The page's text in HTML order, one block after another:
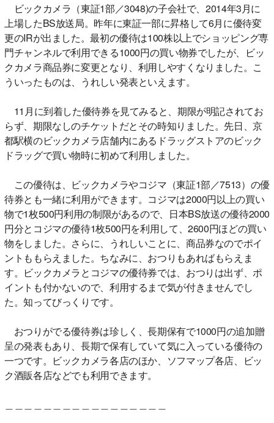
ビックカメラ（東証1部／3048)の子会社で、2014年3月に
上場したBS放送局。昨年に東証一部に昇格して6月に優待変
更のIRが出ました。最初の優待は100株以上でショッピング専
門チャンネルで利用できる1000円の買い物券でしたが、ビッ
クカメラ商品券に変更となり、利用しやすくなりました。こ
ういったものは、うれしい発表といえます。
11月に到着した優待券を見てみると、期限が明記されてお
らず、期限なしのチケットだとその時知りました。先日、京
都駅横のビックカメラ店舗内にあるドラッグストアのビック
ドラッグで買い物時に初めて利用しました。
この優待は、ビックカメラやコジマ（東証1部／7513）の優
待券とも一緒に利用ができます。コジマは2000円以上の買い
物で1枚500円利用の制限があるので、日本BS放送の優待2000
円分とコジマの優待1枚500円を利用して、2600円ほどの買い
物をしました。さらに、うれしいことに、商品券なのでポイ
ントももらえました。ちなみに、おつりもあればもらえま
す。ビックカメラとコジマの優待券では、おつりは出ず、ポ
イントも付かないので、利用するまで気が付きませんでし
た。知ってびっくりです。
おつりがでる優待券は珍しく、長期保有で1000円の追加贈
呈の発表もあり、長期で保有していて気に入っている優待の
一つです。ビックカメラ各店のほか、ソフマップ各店、ビッ
ク酒販各店などでも利用できます。